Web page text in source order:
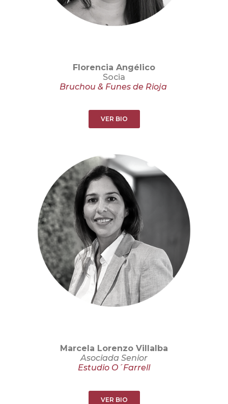
Florencia Angélico
Socia
Bruchou & Funes de Rioja
VER BIO
Marcela Lorenzo Villalba
Asociada Senior
Estudio O´Farrell
VER BIO